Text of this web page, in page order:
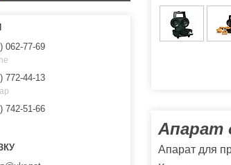
Апарат
Апарат для
062-77-69
772-44-13
742-51-66